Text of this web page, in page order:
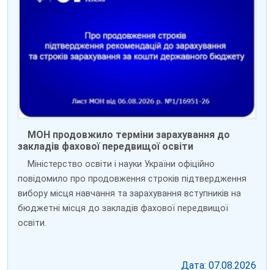
МОН продовжило терміни зарахування до
закладів фахової передвищої освіти
Міністерство освіти і науки України офіційно
повідомило про продовження строків підтвердження
вибору місця навчання та зарахування вступників на
бюджетні місця до закладів фахової передвищої
освіти.
Дата: 07.08.2026